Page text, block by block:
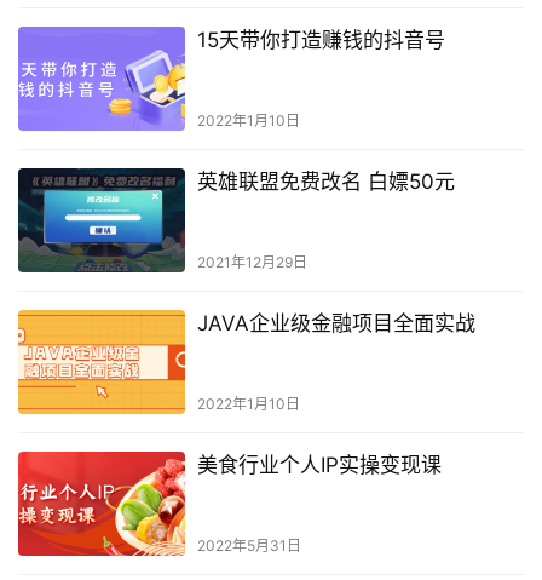
15天带你打造赚钱的抖音号
2022年1月10日
英雄联盟免费改名 白嫖50元
2021年12月29日
JAVA企业级金融项目全面实战
2022年1月10日
美食行业个人IP实操变现课
2022年5月31日